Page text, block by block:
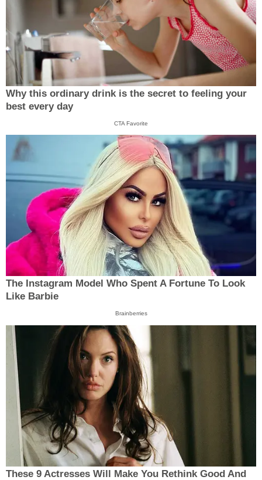
Why this ordinary drink is the secret to feeling your
best every day
CTA Favorite
The Instagram Model Who Spent A Fortune To Look
Like Barbie
Brainberries
These 9 Actresses Will Make You Rethink Good And